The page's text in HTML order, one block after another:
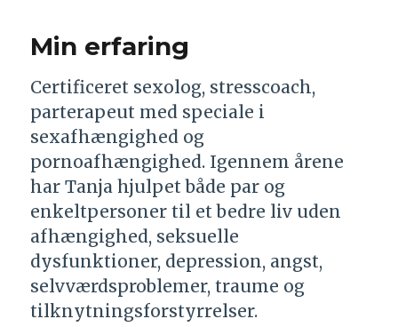
Min erfaring
Certificeret sexolog, stresscoach,
parterapeut med speciale i
sexafhængighed og
pornoafhængighed. Igennem årene
har Tanja hjulpet både par og
enkeltpersoner til et bedre liv uden
afhængighed, seksuelle
dysfunktioner, depression, angst,
selvværdsproblemer, traume og
tilknytningsforstyrrelser.